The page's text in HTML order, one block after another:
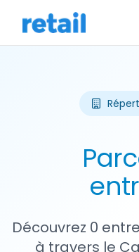
Découvrez 0
à travers le